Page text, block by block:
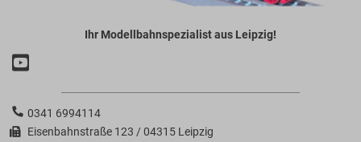
Ihr Modellbahnspezialist aus Leipzig!
0341 6994114
Eisenbahnstraße 123 / 04315 Leipzig